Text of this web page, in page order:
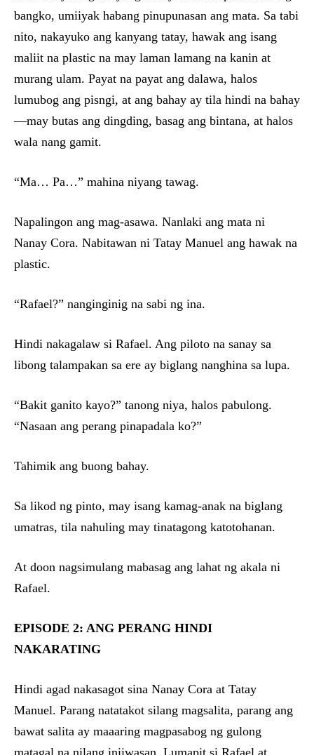
bangko, umiiyak habang pinupunasan ang mata. Sa tabi
nito, nakayuko ang kanyang tatay, hawak ang isang
maliit na plastic na may laman lamang na kanin at
murang ulam. Payat na payat ang dalawa, halos
lumubog ang pisngi, at ang bahay ay tila hindi na bahay
—may butas ang dingding, basag ang bintana, at halos
wala nang gamit.
“Ma… Pa…” mahina niyang tawag.
Napalingon ang mag-asawa. Nanlaki ang mata ni
Nanay Cora. Nabitawan ni Tatay Manuel ang hawak na
plastic.
“Rafael?” nanginginig na sabi ng ina.
Hindi nakagalaw si Rafael. Ang piloto na sanay sa
libong talampakan sa ere ay biglang nanghina sa lupa.
“Bakit ganito kayo?” tanong niya, halos pabulong.
“Nasaan ang perang pinapadala ko?”
Tahimik ang buong bahay.
Sa likod ng pinto, may isang kamag-anak na biglang
umatras, tila nahuling may tinatagong katotohanan.
At doon nagsimulang mabasag ang lahat ng akala ni
Rafael.
EPISODE 2: ANG PERANG HINDI
NAKARATING
Hindi agad nakasagot sina Nanay Cora at Tatay
Manuel. Parang natatakot silang magsalita, parang ang
bawat salita ay maaaring magpasabog ng gulong